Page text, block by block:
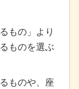
もの」より
ものを選ぶ
ものや、座